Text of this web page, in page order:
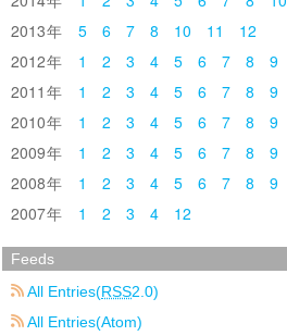
2013
5 6 7 8 10 11
12
2012
1 2 3 4 5 6 7 8 9
2011
1 2 3 4 5 6 7 8 9
2010
1 2 3 4 5 6 7 8 9
2009
1 2 3 4 5 6 7 8 9
2008
1 2 3 4 5 6 7 8 9
2007
1 2 3 4 12
Feeds
All Entries(RSS2.0)
All Entries(Atom)